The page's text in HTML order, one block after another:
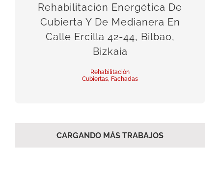
Rehabilitación Energética De
Cubierta Y De Medianera En
Calle Ercilla 42-44, Bilbao,
Bizkaia
Rehabilitación
Cubiertas, Fachadas
CARGANDO MÁS TRABAJOS